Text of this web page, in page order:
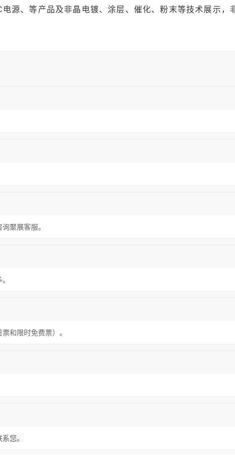
源、等产品及非晶电镀、涂层、催化、粉末等技术展示，
聚展客服。
和限时免费票）。
您。